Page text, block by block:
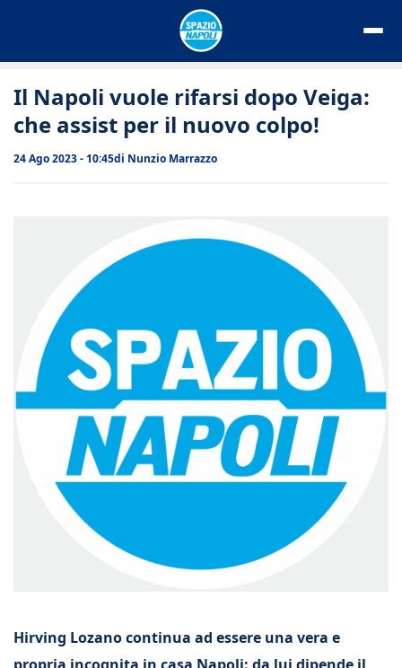
Il Napoli vuole rifarsi dopo Veiga:
che assist per il nuovo colpo!
24 Ago 2023 - 10:45di Nunzio Marrazzo
Hirving Lozano continua ad essere una vera e